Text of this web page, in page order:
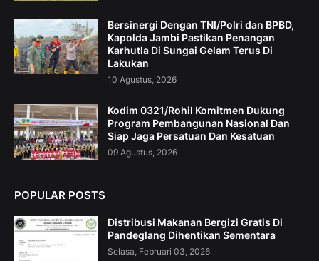
Bersinergi Dengan TNI/Polri dan BPBD,
Kapolda Jambi Pastikan Penangan
Karhutla Di Sungai Gelam Terus Di
Lakukan
10 Agustus, 2026
Kodim 0321/Rohil Komitmen Dukung
Program Pembangunan Nasional Dan
Siap Jaga Persatuan Dan Kesatuan
09 Agustus, 2026
POPULAR POSTS
Distribusi Makanan Bergizi Gratis Di
Pandeglang Dihentikan Sementara
Selasa, Februari 03, 2026